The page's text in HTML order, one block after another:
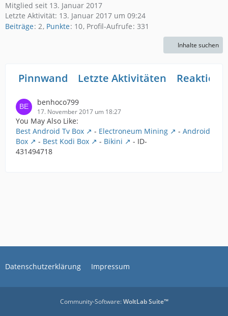
Mitglied seit 13. Januar 2017
Letzte Aktivität: 13. Januar 2017 um 09:24
Beiträge 2 Punkte 10 Profil-Aufrufe 331
Inhalte suchen
Pinnwand Letzte Aktivitäten
benhoco799
17. November 2017 um 18:27
You May Also Like:
Best Android Tv Box
- Electroneum Mining - Android
Box
- Best Kodi Box - Bikini
- ID-
431494718
Datenschutzerklärung Impressum
Community-Software:WoltLab Suite™